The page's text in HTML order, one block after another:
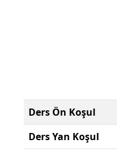
Ders Ön Koşul
Ders Yan Koşul